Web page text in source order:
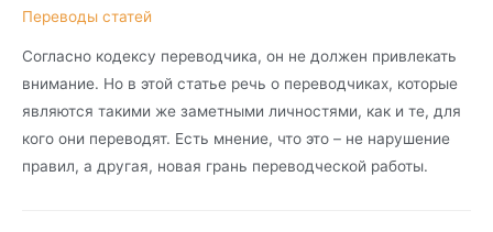
Переводы статей
Согласно кодексу переводчика, он не должен привлекать
внимание. Но в этой статье речь о переводчиках, которые
являются такими же заметными личностями, как и те, для
кого они переводят. Есть мнение, что это – не нарушение
правил, а другая, новая грань переводческой работы.